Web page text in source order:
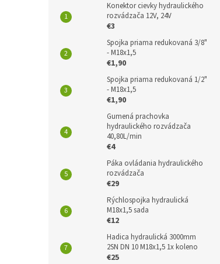
Konektor cievky hydraulického
rozvádzača 12V, 24V
€3
Spojka priama redukovaná 3/8"
- M18x1,5
€1,90
Spojka priama redukovaná 1/2"
- M18x1,5
€1,90
Gumená prachovka
hydraulického rozvádzača
40,80L/min
€4
Páka ovládania hydraulického
rozvádzača
€29
Rýchlospojka hydraulická
M18x1,5 sada
€12
Hadica hydraulická 3000mm
2SN DN 10 M18x1,5 1x koleno
€25